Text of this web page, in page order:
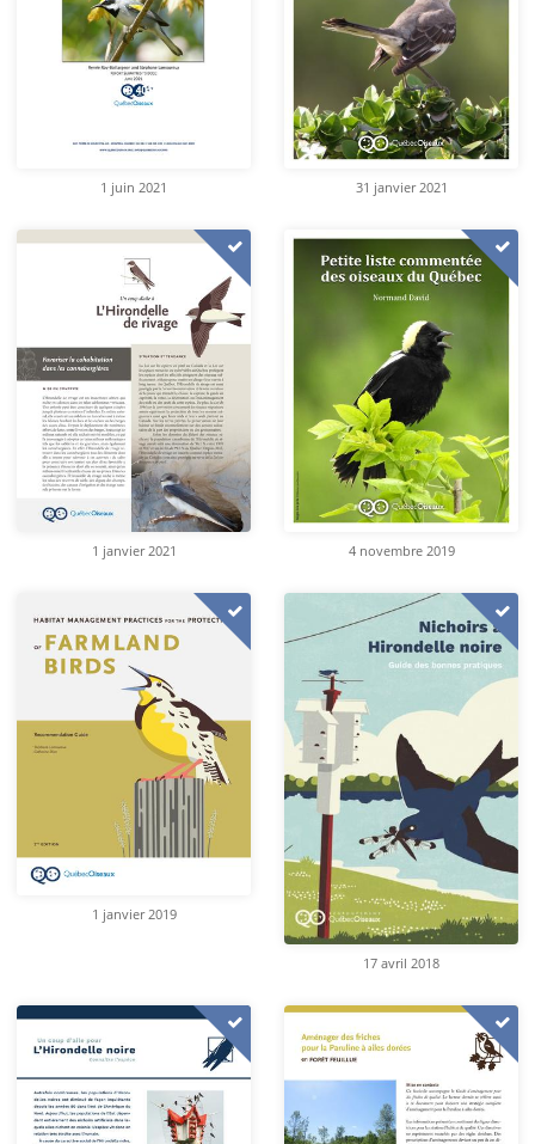
1 juin 2021 31 janvier 2021
1 janvier 2021 4 novembre 2019
1 janvier 2019
17 avril 2018